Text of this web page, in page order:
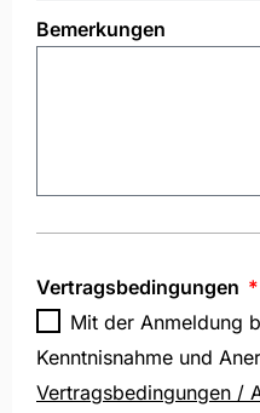
Bemerkungen
Vertragsbedingungen
Mit der Anmeldung
Kenntnisnahme und
Vertragsbedingungen /